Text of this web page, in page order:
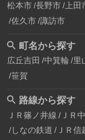
松本市 長野市 上田
佐久市 諏訪市
町名から探す
広丘吉田 中箕輪 里
笹賀
路線から探す
ＪＲ篠ノ井線 ＪＲ
しなの鉄道 ＪＲ信